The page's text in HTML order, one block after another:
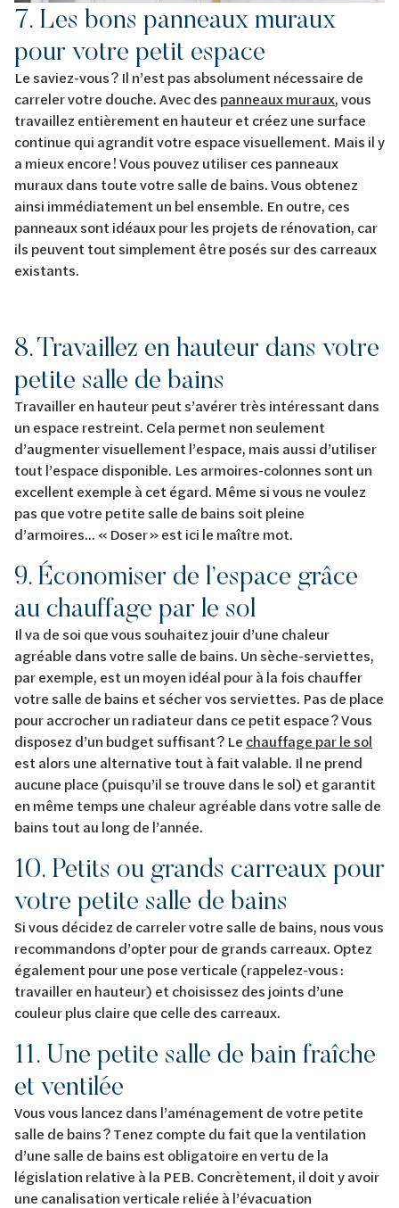
7. Les bons panneaux muraux
pour votre petit espace
Le saviez-vous ? Il n’est pas absolument nécessaire de
carreler votre douche. Avec des panneaux muraux, vous
travaillez entièrement en hauteur et créez une surface
continue qui agrandit votre espace visuellement. Mais il y
a mieux encore ! Vous pouvez utiliser ces panneaux
muraux dans toute votre salle de bains. Vous obtenez
ainsi immédiatement un bel ensemble. En outre, ces
panneaux sont idéaux pour les projets de rénovation, car
ils peuvent tout simplement être posés sur des carreaux
existants.
8. Travaillez en hauteur dans votre
petite salle de bains
Travailler en hauteur peut s’avérer très intéressant dans
un espace restreint. Cela permet non seulement
d’augmenter visuellement l’espace, mais aussi d’utiliser
tout l’espace disponible. Les armoires-colonnes sont un
excellent exemple à cet égard. Même si vous ne voulez
pas que votre petite salle de bains soit pleine
d’armoires... « Doser » est ici le maître mot.
9. Économiser de l’espace grâce
au chauffage par le sol
Il va de soi que vous souhaitez jouir d’une chaleur
agréable dans votre salle de bains. Un sèche-serviettes,
par exemple, est un moyen idéal pour à la fois chauffer
votre salle de bains et sécher vos serviettes. Pas de place
pour accrocher un radiateur dans ce petit espace ? Vous
disposez d’un budget suffisant ? Le chauffage par le sol
est alors une alternative tout à fait valable. Il ne prend
aucune place (puisqu’il se trouve dans le sol) et garantit
en même temps une chaleur agréable dans votre salle de
bains tout au long de l’année.
10. Petits ou grands carreaux pour
votre petite salle de bains
Si vous décidez de carreler votre salle de bains, nous vous
recommandons d’opter pour de grands carreaux. Optez
également pour une pose verticale (rappelez-vous :
travailler en hauteur) et choisissez des joints d’une
couleur plus claire que celle des carreaux.
11. Une petite salle de bain fraîche
et ventilée
Vous vous lancez dans l’aménagement de votre petite
salle de bains ? Tenez compte du fait que la ventilation
d’une salle de bains est obligatoire en vertu de la
législation relative à la PEB. Concrètement, il doit y avoir
une canalisation verticale reliée à l’évacuation